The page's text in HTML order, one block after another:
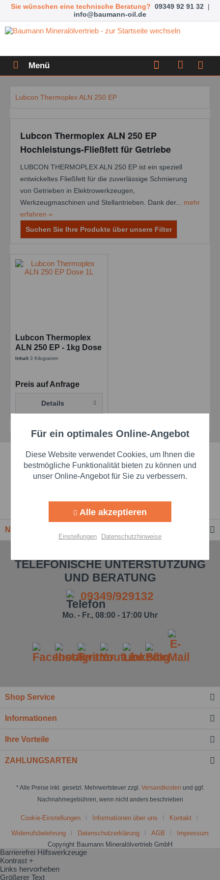
Sie wünschen eine technische Beratung? 09349 92 91 32 |
info@baumann-oil.de
Menü
Lubcon Thermoplex ALN 250 EP
Lubcon Thermoplex ALN 250 EP
Hochleistungs-Fließfett für Getriebe
LUBCON THERMOPLEX ALN 250 EP ist ein speziell
entwickeltes Fließfett für die zuverlässige Schmierung
von Getrieben in Elektrowerkzeugen,
Werkzeugmaschinen und Stellantrieben. Dank der... mehr
erfahren »
Suchen Sie Ihre Produkte über unsere Filter
Lubcon Thermoplex
ALN 250 EP - 1kg Dose
Inhalt3 Kilogramm
Preis auf Anfrage
Details
Schnelle Lieferzeiten
Beste Markenqualität
Premium-Händler
Newsletter
TELEFONISCHE UNTERSTÜTZUNG
UND BERATUNG
09349/929132
Mo. - Fr., 08:00 - 17:00 Uhr
Shop Service
Informationen
Ihre Vorteile
ZAHLUNGSARTEN
* Alle Preise inkl. gesetzl. Mehrwertsteuer zzgl. Versandkosten und ggf.
Nachnahmegebühren, wenn nicht anders beschrieben
Cookie-Einstellungen Informationen über uns Kontakt
Widerrufsbelehrung Datenschutzerklärung AGB
Impressum
Copyright Baumann Mineralölvertrieb GmbH
Funktionale Aktiv
Marketing Aktiv
Personalisierung Aktiv
Für ein optimales Online-Angebot
Diese Website verwendet Cookies, um Ihnen die
bestmögliche Funktionalität bieten zu können und
unser Online-Angebot für Sie zu verbessern.
Alle akzeptieren
Einstellungen Datenschutzhinweise
Barrierefrei Hilfswerkzeuge
Kontrast +
Links hervorheben
Größerer Text